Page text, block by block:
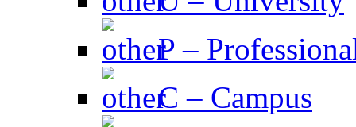
P –
C – Campus